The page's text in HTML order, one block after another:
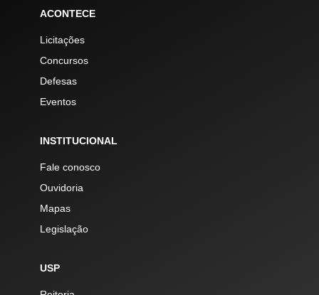
ACONTECE
Licitações
Concursos
Defesas
Eventos
INSTITUCIONAL
Fale conosco
Ouvidoria
Mapas
Legislação
USP